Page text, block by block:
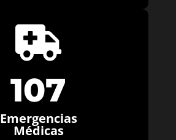

107
Emergencias
Médicas